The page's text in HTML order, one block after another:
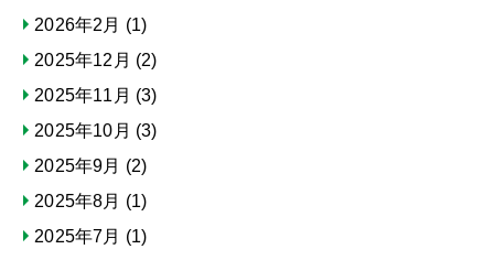
2026年2月 (1)
2025年12月 (2)
2025年11月 (3)
2025年10月 (3)
2025年9月 (2)
2025年8月 (1)
2025年7月 (1)